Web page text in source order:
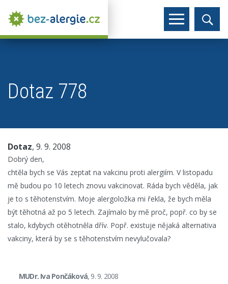
Dotaz 778
Dotaz, 9. 9. 2008
Dobrý den,
chtěla bych se Vás zeptat na vakcinu proti alergiím. V listopadu
mě budou po 10 letech znovu vakcinovat. Ráda bych věděla, jak
je to s těhotenstvím. Moje alergoložka mi řekla, že bych měla
být těhotná až po 5 letech. Zajímalo by mě proč, popř. co by se
stalo, kdybych otěhotněla dřív. Popř. existuje nějaká alternativa
vakciny, která by se s těhotenstvím nevylučovala?
MUDr. Iva Pončáková, 9. 9. 2008